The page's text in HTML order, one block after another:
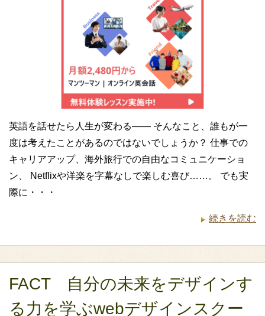
英語を話せたら人生が変わる―― そんなこと、誰もが一
度は考えたことがあるのではないでしょうか？ 仕事での
キャリアアップ、海外旅行での自由なコミュニケーショ
ン、 Netflixや洋楽を字幕なしで楽しむ喜び……。 でも実
際に・・・
続きを読む
FACT 自分の未来をデザインす
る力を学ぶwebデザインスクー